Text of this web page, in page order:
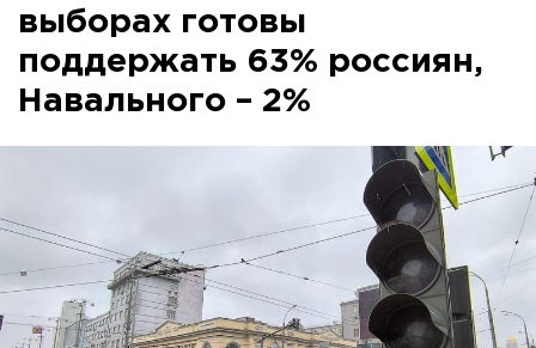
выборах готовы
поддержать 63% россиян,
Навального – 2%